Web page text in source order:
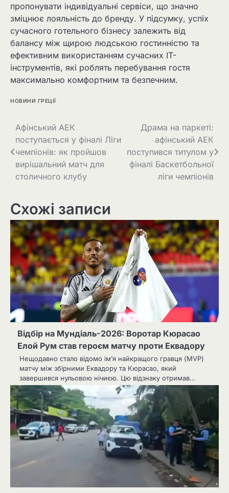
пропонувати індивідуальні сервіси, що значно
зміцнює лояльність до бренду. У підсумку, успіх
сучасного готельного бізнесу залежить від
балансу між щирою людською гостинністю та
ефективним використанням сучасних IT-
інструментів, які роблять перебування гостя
максимально комфортним та безпечним.
НОВИНИ ГРЕЦІЇ
Афінський АЕК
поступається у фіналі Ліги
чемпіонів: як пройшов
вирішальний матч для
столичного клубу
Драма на паркеті:
афінський АЕК
поступився титулом у
фіналі Баскетбольної
ліги чемпіонів
Схожі записи
Відбір на Мундіаль-2026: Воротар Кюрасао
Елой Рум став героєм матчу проти Еквадору
Нещодавно стало відомо ім’я найкращого гравця (MVP)
матчу між збірними Еквадору та Кюрасао, який
завершився нульовою нічиєю. Цю відзнаку отримав…